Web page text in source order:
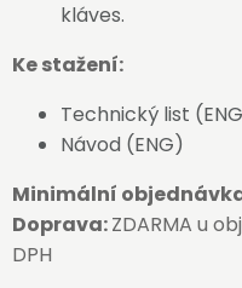
kláves.
Ke stažení:
Technický list
Návod (ENG)
Minimální
Doprava:ZDARMA u
DPH